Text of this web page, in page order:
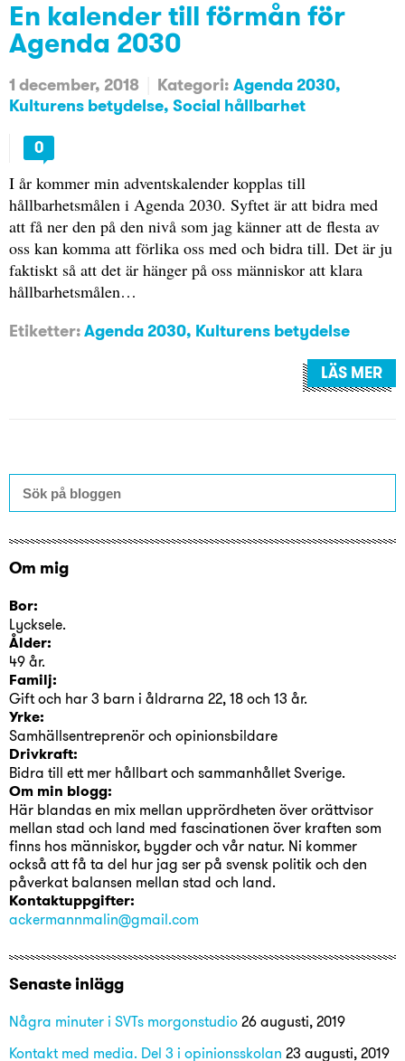
En kalender till förmån för
Agenda 2030
1 december, 2018 Kategori: Agenda 2030
Kulturens betydelse Social hållbarhet
0
I år kommer min adventskalender kopplas till
hållbarhetsmålen i Agenda 2030. Syftet är att bidra med
att få ner den på den nivå som jag känner att de flesta av
oss kan komma att förlika oss med och bidra till. Det är ju
faktiskt så att det är hänger på oss människor att klara
hållbarhetsmålen…
Etiketter:Agenda 2030, Kulturens betydelse
LÄS MER
Om mig
Bor:
Lycksele.
Ålder:
49 år.
Familj:
Gift och har 3 barn i åldrarna 22, 18 och 13 år.
Yrke:
Samhällsentreprenör och opinionsbildare
Drivkraft:
Bidra till ett mer hållbart och sammanhållet Sverige.
Om min blogg:
Här blandas en mix mellan upprördheten över orättvisor
mellan stad och land med fascinationen över kraften som
finns hos människor, bygder och vår natur. Ni kommer
också att få ta del hur jag ser på svensk politik och den
påverkat balansen mellan stad och land.
Kontaktuppgifter:
ackermannmalin@gmail.com
Senaste inlägg
Några minuter i SVTs morgonstudio 26 augusti, 2019
Kontakt med media. Del 3 i opinionsskolan 23 augusti, 2019